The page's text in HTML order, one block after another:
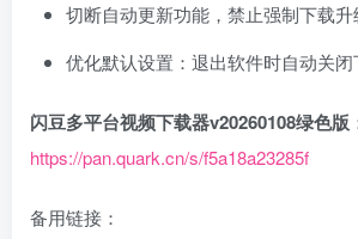
切断自动更新功能，禁止强制下载
优化默认设置：退出软件时自动关
闪豆多平台视频下载器v20260108绿色版
https://pan.quark.cn/s/f5a18a23285f
备用链接：